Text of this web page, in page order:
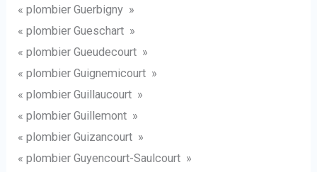
« plombier Guerbigny »
« plombier Gueschart »
« plombier Gueudecourt »
« plombier Guignemicourt »
« plombier Guillaucourt »
« plombier Guillemont »
« plombier Guizancourt »
« plombier Guyencourt-Saulcourt »